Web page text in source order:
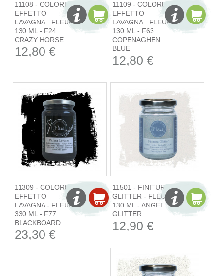
11108 - COLORE
EFFETTO
LAVAGNA - FLEUR
130 ML - F24
CRAZY HORSE
12,80 €
11109 - COLORE
EFFETTO
LAVAGNA - FLEUR
130 ML - F63
COPENAGHEN
BLUE
12,80 €
11309 - COLORE
EFFETTO
LAVAGNA - FLEUR
330 ML - F77
BLACKBOARD
23,30 €
11501 - FINITURA
GLITTER - FLEUR
130 ML - ANGEL
GLITTER
12,90 €